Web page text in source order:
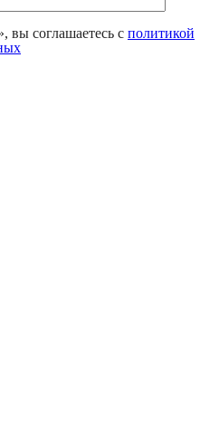
вы соглашаетесь с политикой